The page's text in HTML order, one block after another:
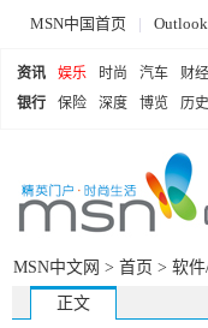
MSN中国首页 |
资讯 娱乐 时尚 汽车 财经
银行
保险 深度 博览 历史
MSN中文网 > 首页 > 软
正文